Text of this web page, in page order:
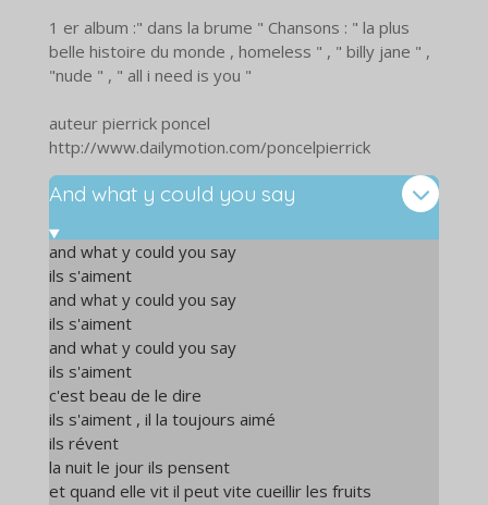
1 er album :" dans la brume " Chansons : " la plus
belle histoire du monde , homeless " , " billy jane " ,
"nude " , " all i need is you "
auteur pierrick poncel
http://www.dailymotion.com/poncelpierrick
And what y could you say
and what y could you say
ils s'aiment
and what y could you say
ils s'aiment
and what y could you say
ils s'aiment
c'est beau de le dire
ils s'aiment , il la toujours aimé
ils révent
la nuit le jour ils pensent
et quand elle vit il peut vite cueillir les fruits